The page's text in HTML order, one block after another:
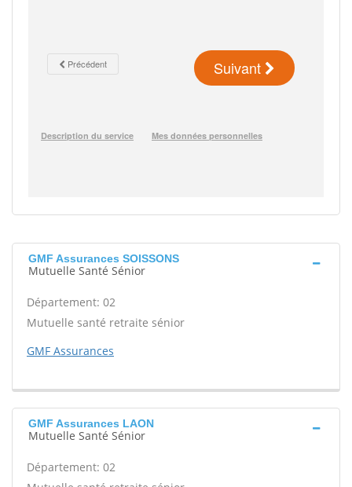
GMF Assurances SOISSONS
Mutuelle Santé Sénior
Département: 02
Mutuelle santé retraite sénior
GMF Assurances
GMF Assurances LAON
Mutuelle Santé Sénior
Département: 02